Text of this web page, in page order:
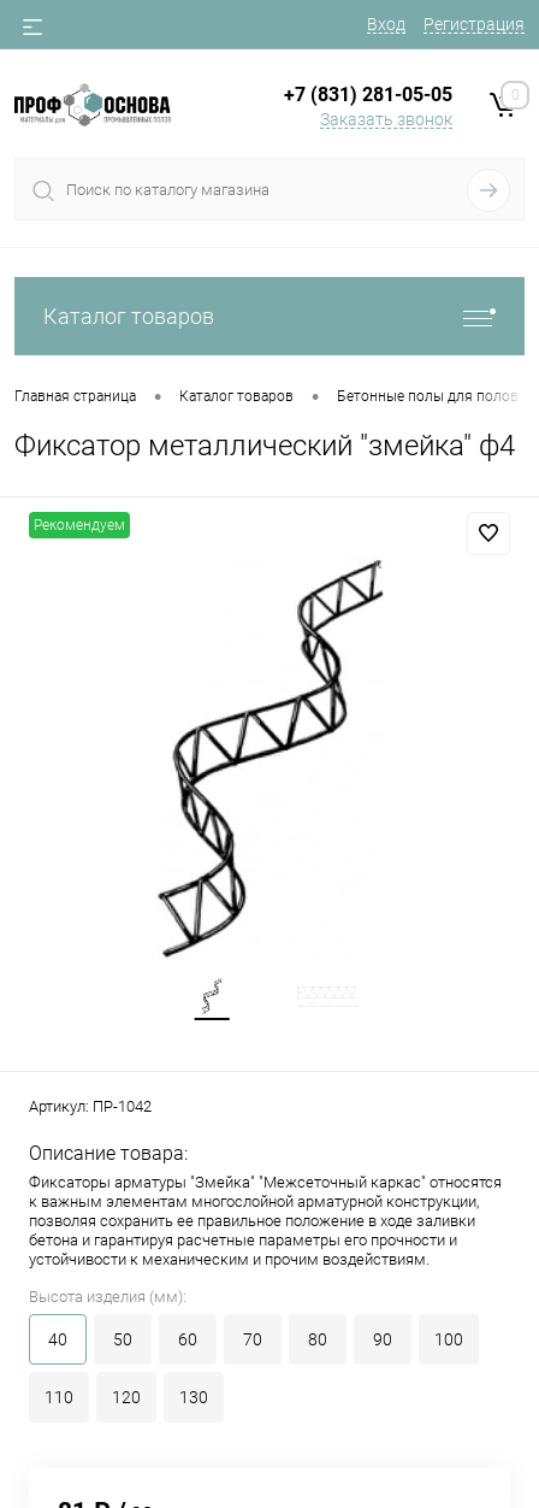
Вход Регистрация
+7 (831) 281-05-05
Заказать звонок
0
Каталог товаров
Главная страница • Каталог товаров • Бетонные полы для полов
Фиксатор металлический "змейка" ф4
Рекомендуем
Артикул: ПР-1042
Описание товара:
Фиксаторы арматуры "Змейка" "Межсеточный каркас" относятся
к важным элементам многослойной арматурной конструкции,
позволяя сохранить ее правильное положение в ходе заливки
бетона и гарантируя расчетные параметры его прочности и
устойчивости к механическим и прочим воздействиям.
Высота изделия (мм):
40 50 60 70 80 90 100
110 120 130